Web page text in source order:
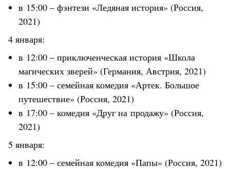
в 15:00 – фэнтези «Ледяная история» (Россия,
2021)
4 января:
в 12:00 – приключенческая история «Школа
магических зверей» (Германия, Австрия, 2021)
в 15:00 – семейная комедия «Артек. Большое
путешествие» (Россия, 2021)
в 17:00 – комедия «Друг на продажу» (Россия,
2021)
5 января:
в 12:00 – семейная комедия «Папы» (Россия, 2021)